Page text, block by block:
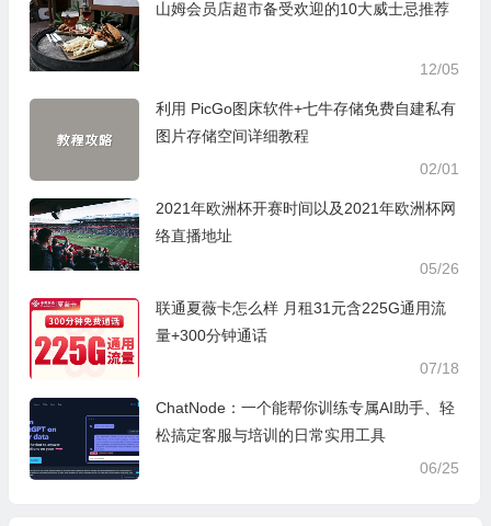
山姆会员店超市备受欢迎的10大威士忌推荐
12/05
利用 PicGo图床软件+七牛存储免费自建私有
图片存储空间详细教程
02/01
2021年欧洲杯开赛时间以及2021年欧洲杯网
络直播地址
05/26
联通夏薇卡怎么样 月租31元含225G通用流
量+300分钟通话
07/18
ChatNode：一个能帮你训练专属AI助手、轻
松搞定客服与培训的日常实用工具
06/25